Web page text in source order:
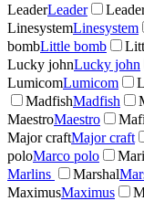
LeaderLeader
LinesystemLinesystem
bombLittle bomb
Lucky johnLucky john
LumicomLumicom
MadfishMadfish
MaestroMaestro
Major craftMajor craft
poloMarco polo
Marlins
Marshal
MaximusMaximus